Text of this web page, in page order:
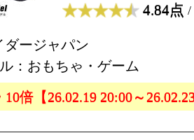
4.84点 /
ダージャパン
：おもちゃ・ゲーム
10倍【26.02.19 20:00～